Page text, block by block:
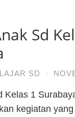
Sd
SD ·
Kelas 1
kegiatan